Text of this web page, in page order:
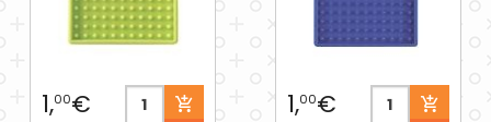
1,00€ 1,00€